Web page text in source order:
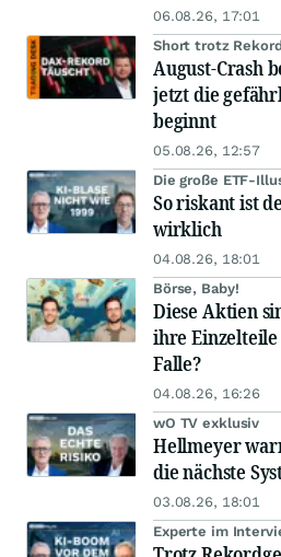
06.08.26, 17:01
Short trotz
August-Crash
jetzt die
beginnt
05.08.26, 12:57
Die große ETF-
So riskant ist
wirklich
04.08.26, 18:01
Börse, Baby!
Diese Aktien
ihre Einzelteile
Falle?
04.08.26, 16:26
wO TV exklusiv
Hellmeyer
die nächste
03.08.26, 18:01
Experte im